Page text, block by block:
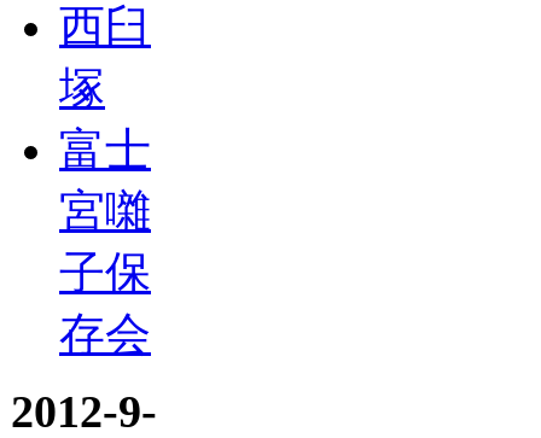
西臼
塚
富士
宮囃
子保
存会
2012-9-